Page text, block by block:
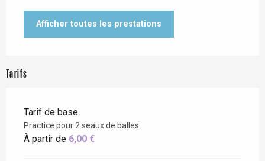
Afficher toutes les prestations
Tarifs
Tarif de base
Practice pour 2 seaux de balles.
À partir de 6,00 €